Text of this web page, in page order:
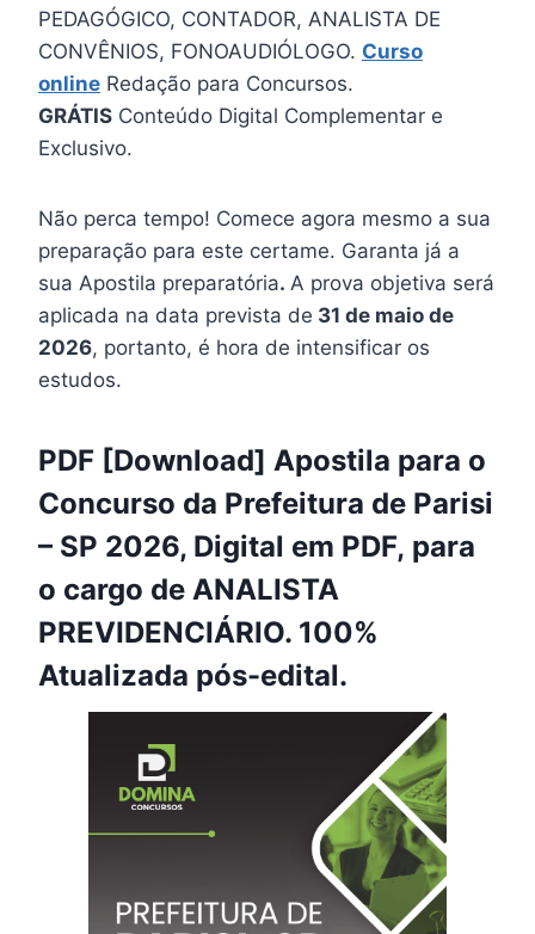
PEDAGÓGICO, CONTADOR, ANALISTA DE
CONVÊNIOS, FONOAUDIÓLOGO. Curso
online Redação para Concursos.
GRÁTIS Conteúdo Digital Complementar e
Exclusivo.
Não perca tempo! Comece agora mesmo a sua
preparação para este certame. Garanta já a
sua Apostila preparatória. A prova objetiva será
aplicada na data prevista de 31 de maio de
2026, portanto, é hora de intensificar os
estudos.
PDF [Download] Apostila para o
Concurso da Prefeitura de Parisi
– SP 2026, Digital em PDF, para
o cargo de ANALISTA
PREVIDENCIÁRIO. 100%
Atualizada pós-edital.